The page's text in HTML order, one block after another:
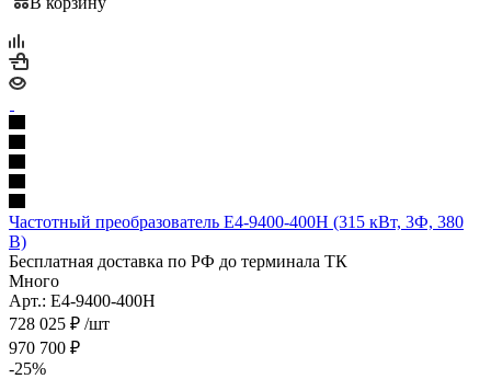
Частотный преобразователь E4-9400-400H (315 кВт, 3Ф, 380
В)
Бесплатная доставка по РФ до терминала ТК
Много
Арт.: E4-9400-400H
728 025 ₽ /шт
970 700 ₽
-25%